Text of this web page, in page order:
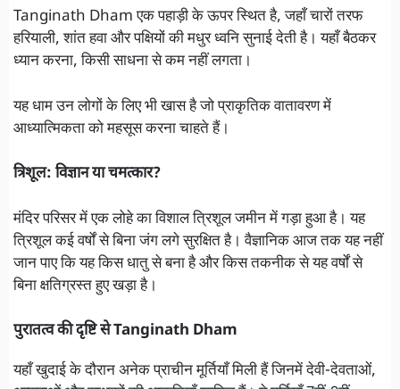
Tanginath Dham एक पहाड़ी के ऊपर स्थित है, जहाँ चारों तरफ
हरियाली, शांत हवा और पक्षियों की मधुर ध्वनि सुनाई देती है। यहाँ बैठकर
ध्यान करना, किसी साधना से कम नहीं लगता।
यह धाम उन लोगों के लिए भी खास है जो प्राकृतिक वातावरण में
आध्यात्मिकता को महसूस करना चाहते हैं।
त्रिशूल: विज्ञान या चमत्कार?
मंदिर परिसर में एक लोहे का विशाल त्रिशूल जमीन में गड़ा हुआ है। यह
त्रिशूल कई वर्षों से बिना जंग लगे सुरक्षित है। वैज्ञानिक आज तक यह नहीं
जान पाए कि यह किस धातु से बना है और किस तकनीक से यह वर्षों से
बिना क्षतिग्रस्त हुए खड़ा है।
पुरातत्व की दृष्टि से Tanginath Dham
यहाँ खुदाई के दौरान अनेक प्राचीन मूर्तियाँ मिली हैं जिनमें देवी-देवताओं,